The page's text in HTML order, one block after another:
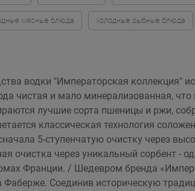
мясные блюда холодные рыбные блюда
водки "Императорская коллекция"
чистая и мало минерализованная, что
лучшие сорта пшеницы и ржи,
классическая технология
5-ступенчатую очистку через
очистка через уникальный сорбент -
Франции. / Шедевром бренда
Фаберже. Соединив историческую